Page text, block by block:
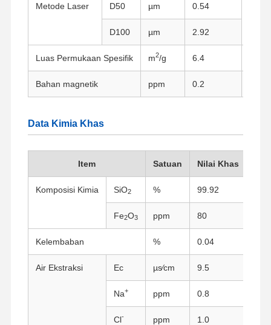
Metode Laser D50 µm 0.54
D100 µm 2.92
Luas Permukaan Spesifik m2/g 6.4
Bahan magnetik ppm 0.2
Data Kimia Khas
Item Satuan Nilai Khas
Komposisi Kimia SiO2 % 99.92
Fe2O3 ppm 80
Kelembaban % 0.04
Air Ekstraksi Ec µs∕cm 9.5
Na+ ppm 0.8
Cl- ppm 1.0